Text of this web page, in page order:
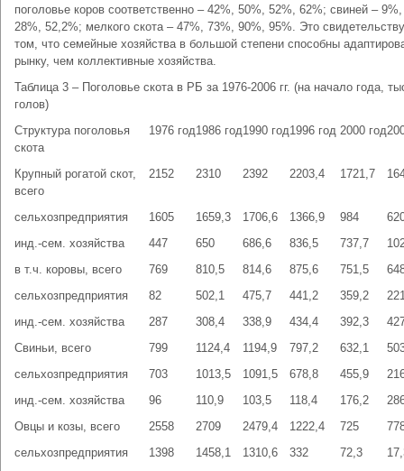
поголовье коров соответственно – 42%, 50%, 52%, 62%; свиней –
28%, 52,2%; мелкого скота – 47%, 73%, 90%, 95%. Это
том, что семейные хозяйства в большой степени способны
рынку, чем коллективные хозяйства.
Таблица 3 – Поголовье скота в РБ за 1976-2006 гг. (на начало года,
голов)
Структура поголовья
скота
1976 год1986 год1990 год1996 год 2000 год
Крупный рогатой скот,
всего
2152 2310 2392 2203,4 1721,7
сельхозпредприятия 1605 1659,3 1706,6 1366,9 984
инд.-сем. хозяйства
447 650 686,6 836,5 737,7
в т.ч. коровы, всего
769 810,5 814,6 875,6 751,5
сельхозпредприятия
82 502,1 475,7 441,2 359,2
инд.-сем. хозяйства
287 308,4 338,9 434,4 392,3
Свиньи, всего
799 1124,4 1194,9 797,2 632,1
сельхозпредприятия
703 1013,5 1091,5 678,8 455,9
инд.-сем. хозяйства
96 110,9 103,5 118,4 176,2
Овцы и козы, всего
2558 2709 2479,4 1222,4 725
сельхозпредприятия
1398 1458,1 1310,6 332 72,3